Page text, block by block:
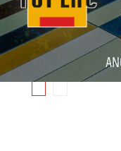
Bildergalerie überspringen